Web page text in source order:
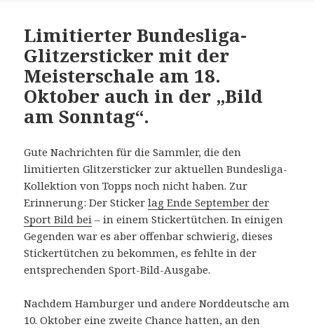
Limitierter Bundesliga-
Glitzersticker mit der
Meisterschale am 18.
Oktober auch in der „Bild
am Sonntag“.
Gute Nachrichten für die Sammler, die den
limitierten Glitzersticker zur aktuellen Bundesliga-
Kollektion von Topps noch nicht haben. Zur
Erinnerung: Der Stickerlag Ende September der
Sport Bild bei – in einem Stickertütchen. In einigen
Gegenden war es aber offenbar schwierig, dieses
Stickertütchen zu bekommen, es fehlte in der
entsprechenden Sport-Bild-Ausgabe.
Nachdem Hamburger und andere Norddeutsche am
10. Oktober eine zweite Chance hatten, an den